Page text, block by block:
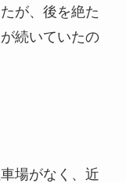
が、後を絶た
続いていたの
場がなく、近